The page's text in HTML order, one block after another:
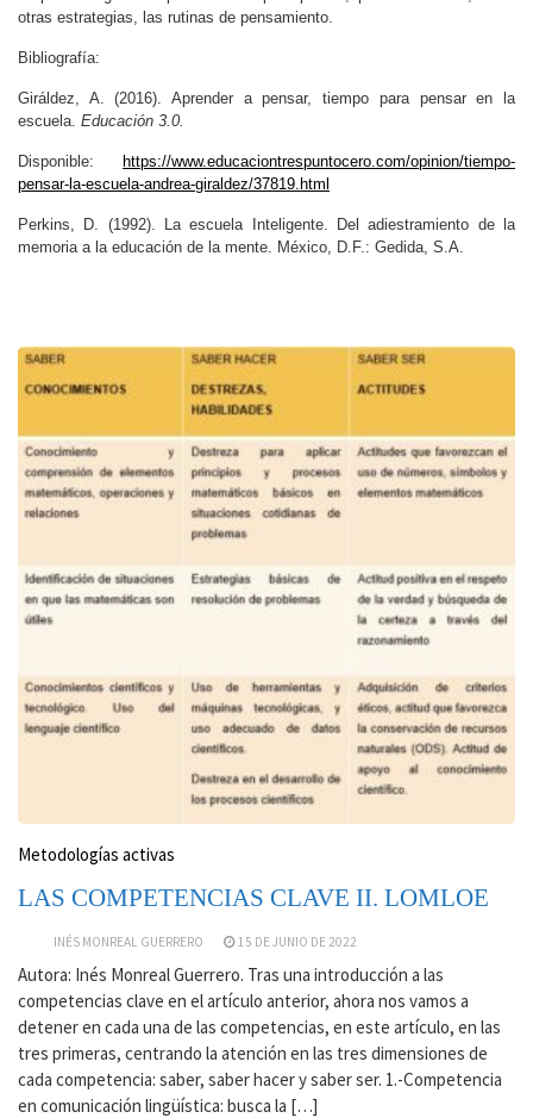
otras estrategias, las rutinas de pensamiento.
Bibliografía:
Giráldez, A. (2016). Aprender a pensar, tiempo para pensar en la
escuela. Educación 3.0.
Disponible:
https://www.educaciontrespuntocero.com/opinion/tiempo-
pensar-la-escuela-andrea-giraldez/37819.html
Perkins, D. (1992). La escuela Inteligente. Del adiestramiento de la
memoria a la educación de la mente. México, D.F.: Gedida, S.A.
Metodologías activas
LAS COMPETENCIAS CLAVE II. LOMLOE
INÉS MONREAL GUERRERO 15 DE JUNIO DE 2022
Autora: Inés Monreal Guerrero. Tras una introducción a las
competencias clave en el artículo anterior, ahora nos vamos a
detener en cada una de las competencias, en este artículo, en las
tres primeras, centrando la atención en las tres dimensiones de
cada competencia: saber, saber hacer y saber ser. 1.-Competencia
en comunicación lingüística: busca la […]